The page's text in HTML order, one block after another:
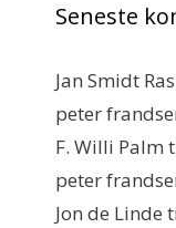
Seneste
Jan Smidt
peter
F. Willi Palm
peter
Jon de Linde